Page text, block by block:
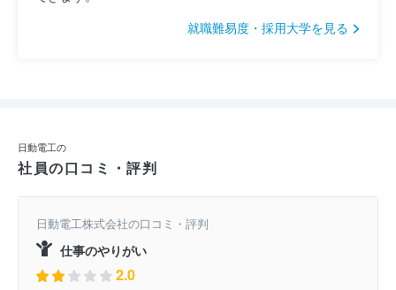
就職難易度・採用大学を見る
日動電工の
社員の口コミ・評判
日動電工株式会社の口コミ・評判
仕事のやりがい
2.0